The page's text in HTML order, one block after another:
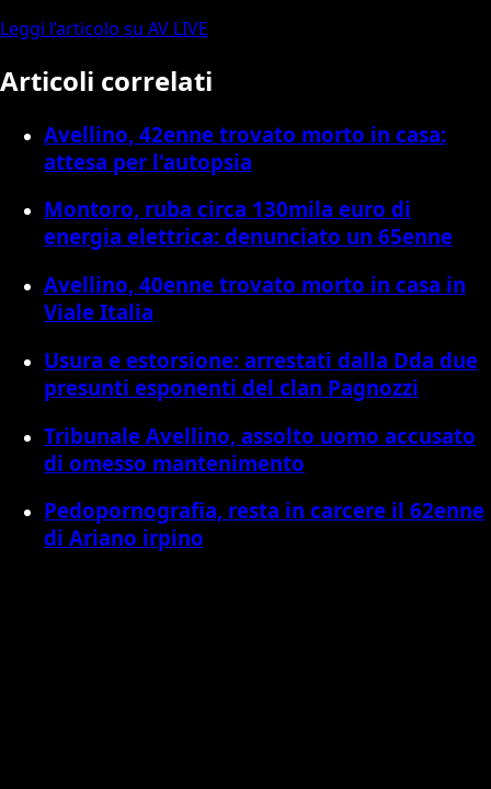
Leggi l’articolo su AV LIVE
Articoli correlati
Avellino, 42enne trovato morto in casa:
attesa per l'autopsia
Montoro, ruba circa 130mila euro di
energia elettrica: denunciato un 65enne
Avellino, 40enne trovato morto in casa in
Viale Italia
Usura e estorsione: arrestati dalla Dda due
presunti esponenti del clan Pagnozzi
Tribunale Avellino, assolto uomo accusato
di omesso mantenimento
Pedopornografia, resta in carcere il 62enne
di Ariano irpino